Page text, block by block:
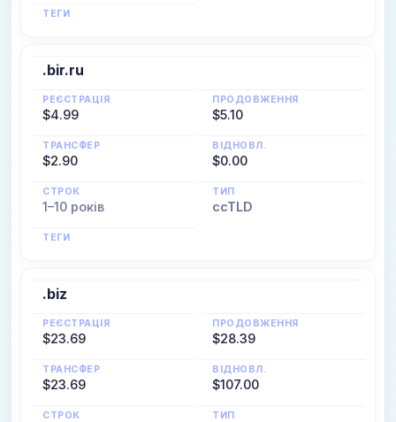
ТЕГИ
.bir.ru
РЕЄСТРАЦІЯ
$4.99
ПРОДОВЖЕННЯ
$5.10
ТРАНСФЕР
$2.90
ВІДНОВЛ.
$0.00
СТРОК
1–10 років
ТИП
ccTLD
ТЕГИ
.biz
РЕЄСТРАЦІЯ
$23.69
ПРОДОВЖЕННЯ
$28.39
ТРАНСФЕР
$23.69
ВІДНОВЛ.
$107.00
СТРОК ТИП